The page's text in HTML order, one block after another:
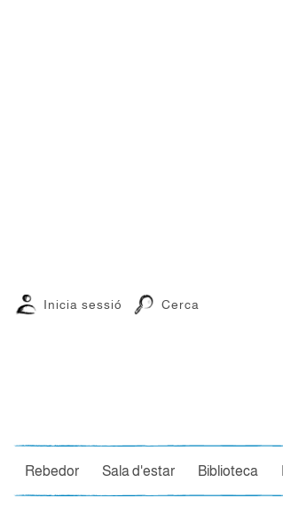
Inicia sessió Cerca
Rebedor Sala d'estar Biblioteca